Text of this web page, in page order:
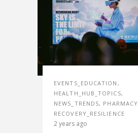
EVENTS_EDUCATION ,
HEALTH_HUB_TOPICS,
NEWS_TRENDS, PHARMACY
RECOVERY_RESILIENCE
2 years ago